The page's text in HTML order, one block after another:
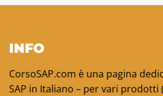
INFO
CorsoSAP.com è una pagina
SAP in Italiano – per vari prodotti